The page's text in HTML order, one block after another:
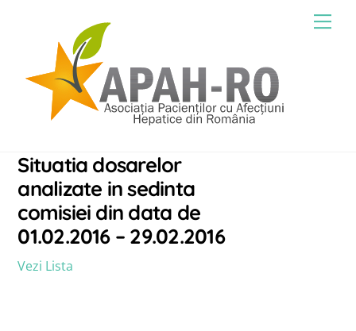
Situatia dosarelor
analizate in sedinta
comisiei din data de
01.02.2016 – 29.02.2016
Vezi Lista